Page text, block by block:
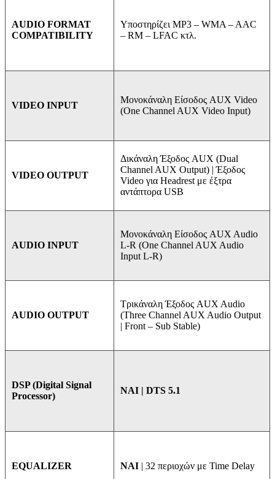
AUDIO FORMAT
COMPATIBILITY
Υποστηρίζει MP3 – WMA – AAC
– RM – LFAC κτλ.
VIDEO INPUT
Μονοκάναλη Είσοδος AUX Video
(One Channel AUX Video Input)
VIDEO OUTPUT
Δικάναλη Έξοδος AUX (Dual
Channel AUX Output) | Έξοδος
Video για Headrest με έξτρα
αντάπτορα USB
AUDIO INPUT
Μονοκάναλη Είσοδος AUX Audio
L-R (One Channel AUX Audio
Input L-R)
AUDIO OUTPUT
Τρικάναλη Έξοδος AUX Audio
(Three Channel AUX Audio Output
| Front – Sub Stable)
DSP (Digital Signal
Processor)
ΝΑΙ | DTS 5.1
EQUALIZER NAI | 32 περιοχών με Time Delay